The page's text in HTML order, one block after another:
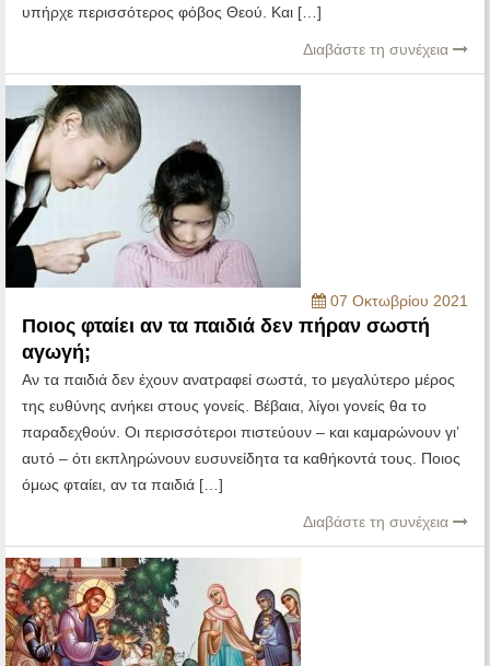
υπήρχε περισσότερος φόβος Θεού. Και […]
Διαβάστε τη συνέχεια
07 Οκτωβρίου 2021
Ποιος φταίει αν τα παιδιά δεν πήραν σωστή
αγωγή;
Αν τα παιδιά δεν έχουν ανατραφεί σωστά, το μεγαλύτερο μέρος
της ευθύνης ανήκει στους γονείς. Βέβαια, λίγοι γονείς θα το
παραδεχθούν. Οι περισσότεροι πιστεύουν – και καμαρώνουν γι’
αυτό – ότι εκπληρώνουν ευσυνείδητα τα καθήκοντά τους. Ποιος
όμως φταίει, αν τα παιδιά […]
Διαβάστε τη συνέχεια